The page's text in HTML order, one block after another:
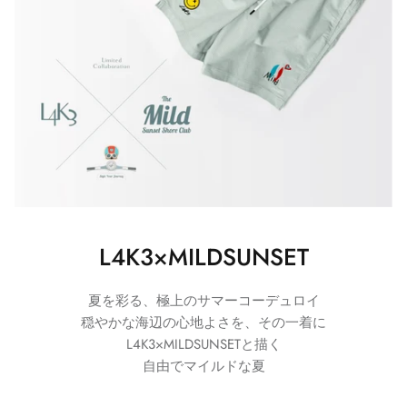
L4K3×MILDSUNSET
夏を彩る、極上のサマーコーデュロイ
穏やかな海辺の心地よさを、その一着に
L4K3×MILDSUNSETと描く
自由でマイルドな夏